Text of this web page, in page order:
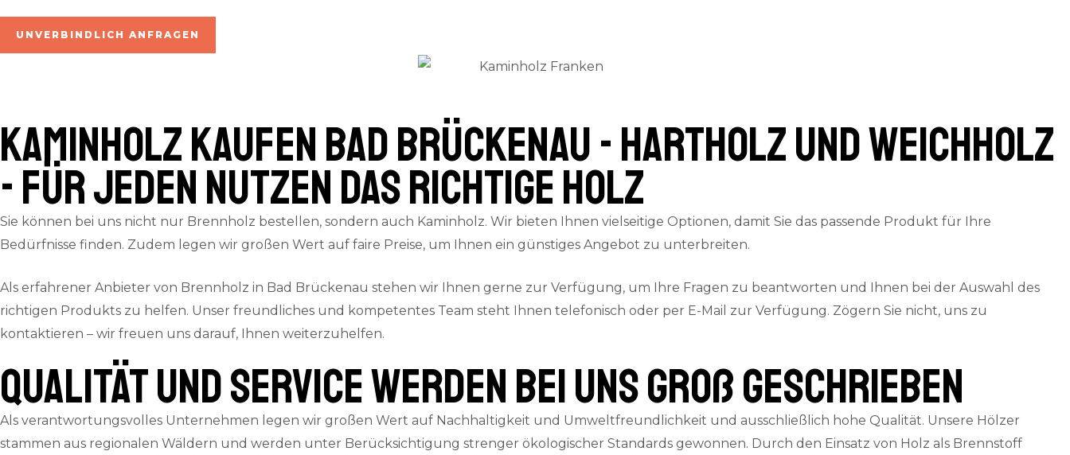
UNVERBINDLICH ANFRAGEN
Kaminholz kaufen Bad Brückenau - Hartholz und Weichholz
- für jeden Nutzen das richtige Holz
Sie können bei uns nicht nur Brennholz bestellen, sondern auch Kaminholz. Wir bieten Ihnen vielseitige Optionen, damit Sie das passende Produkt für Ihre
Bedürfnisse finden. Zudem legen wir großen Wert auf faire Preise, um Ihnen ein günstiges Angebot zu unterbreiten.
Als erfahrener Anbieter von Brennholz in Bad Brückenau stehen wir Ihnen gerne zur Verfügung, um Ihre Fragen zu beantworten und Ihnen bei der Auswahl des
richtigen Produkts zu helfen. Unser freundliches und kompetentes Team steht Ihnen telefonisch oder per E-Mail zur Verfügung. Zögern Sie nicht, uns zu
kontaktieren – wir freuen uns darauf, Ihnen weiterzuhelfen.
QUALITÄT und SERVICE werden bei uns groß geschrieben
Als verantwortungsvolles Unternehmen legen wir großen Wert auf Nachhaltigkeit und Umweltfreundlichkeit und ausschließlich hohe Qualität. Unsere Hölzer
stammen aus regionalen Wäldern und werden unter Berücksichtigung strenger ökologischer Standards gewonnen. Durch den Einsatz von Holz als Brennstoff